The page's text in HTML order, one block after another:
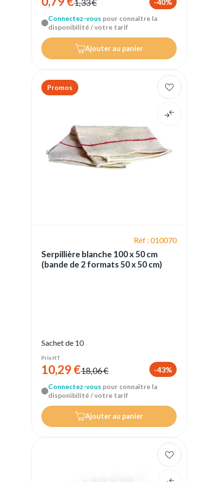
1,33 €
Connectez-vous pour connaître la
disponibilité / votre tarif
Ajouter au panier
Promos
Réf : 010070
Serpillière blanche 100 x 50 cm
(bande de 2 formats 50 x 50 cm)
Sachet de 10
Prix HT
10,29 €18,06 € -43%
Connectez-vous pour connaître la
disponibilité / votre tarif
Ajouter au panier